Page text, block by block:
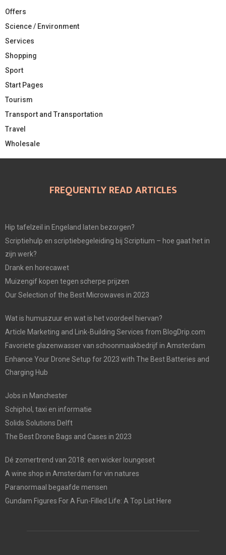
Offers
Science / Environment
Services
Shopping
Sport
Start Pages
Tourism
Transport and Transportation
Travel
Wholesale
FREQUENTLY READ ARTICLES
Hip tafelzeil in Engeland laten bezorgen?
Scriptiehulp en scriptiebegeleiding bij Scriptium – hoe gaat het in
zijn werk?
Drank en horecawet
Muizengif kopen tegen scherpe prijzen
Our Selection of the Best Microwaves in 2023
Wat is humuszuur en wat is het voordeel hiervan?
Article Marketing and Link-Building Services from BlogDrip.com
Favoriete glazenwasser van schoonmaakbedrijf in Amsterdam
Enhance Your Drone Setup for 2023 with The Best Batteries and
Charging Hub
Jobs in Manchester
Schiphol, taxi en informatie
Solids Solutions Delft
The Best Drone Bags and Cases in 2023
Dé zomertrend van 2018: een wicker loungeset
A wine shop in Amsterdam for vin natures
Paranormaal begaafde mensen
Gundam Figures For A Fun-Filled Life: A Top List Here